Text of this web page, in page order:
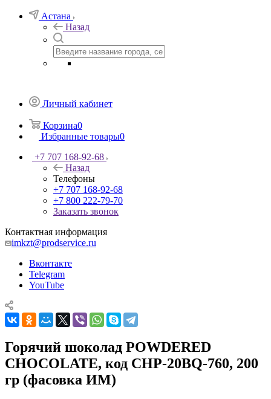
Астана
Назад
Личный кабинет
Корзина0
Избранные товары0
+7 707 168-92-68
Назад
Телефоны
+7 707 168-92-68
+7 800 222-79-70
Заказать звонок
Контактная информация
imkzt@prodservice.ru
Вконтакте
Telegram
YouTube
Горячий шоколад POWDERED
CHOCOLATE, код CHP-20BQ-760, 200
гр (фасовка ИМ)